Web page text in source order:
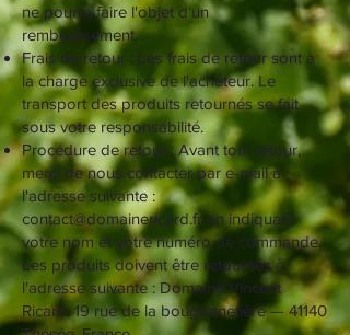
ne pourra faire l'objet d'un
remboursement.
Frais de retour : Les frais de retour sont à
la charge exclusive de l'acheteur. Le
transport des produits retournés se fait
sous votre responsabilité.
Procédure de retour : Avant tout retour,
merci de nous contacter par e-mail à
l'adresse suivante :
contact@domainericard.fr en indiquant
votre nom et votre numéro de commande.
Les produits doivent être retournés à
l'adresse suivante : Domaine Vincent
Ricard, 19 rue de la bougonnetière — 41140